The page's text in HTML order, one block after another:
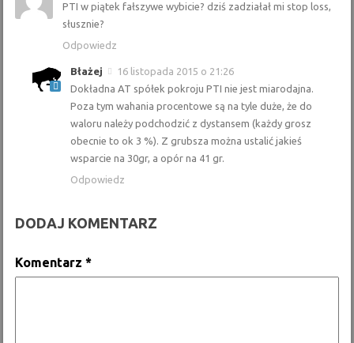
PTI w piątek fałszywe wybicie? dziś zadziałał mi stop loss,
słusznie?
Odpowiedz
Błażej
16 listopada 2015 o 21:26
Dokładna AT spółek pokroju PTI nie jest miarodajna.
Poza tym wahania procentowe są na tyle duże, że do
waloru należy podchodzić z dystansem (każdy grosz
obecnie to ok 3 %). Z grubsza można ustalić jakieś
wsparcie na 30gr, a opór na 41 gr.
Odpowiedz
DODAJ KOMENTARZ
Komentarz*